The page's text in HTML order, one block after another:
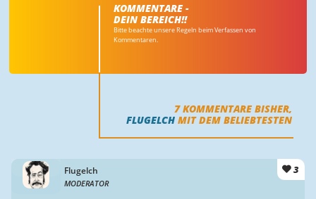
KOMMENTARE -
DEIN BEREICH!!
Bitte beachte unsere Regeln beim Verfassen von
Kommentaren.
7KOMMENTARE BISHER,
FLUGELCH MIT DEM BELIEBTESTEN
Flugelch
MODERATOR
3